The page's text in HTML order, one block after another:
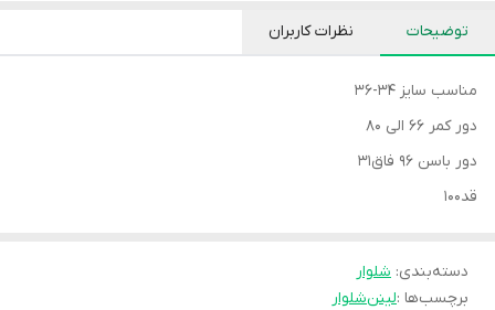
توضیحات نظرات کاربران
مناسب سایز 34-36
دور کمر 66 الی 80
دور باسن 96 فاق31
قد100
دسته‌بندی: شلوار
برچسب‌ها :لیننشلوار